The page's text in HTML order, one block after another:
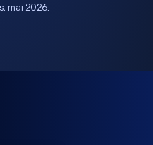
mai 2026.